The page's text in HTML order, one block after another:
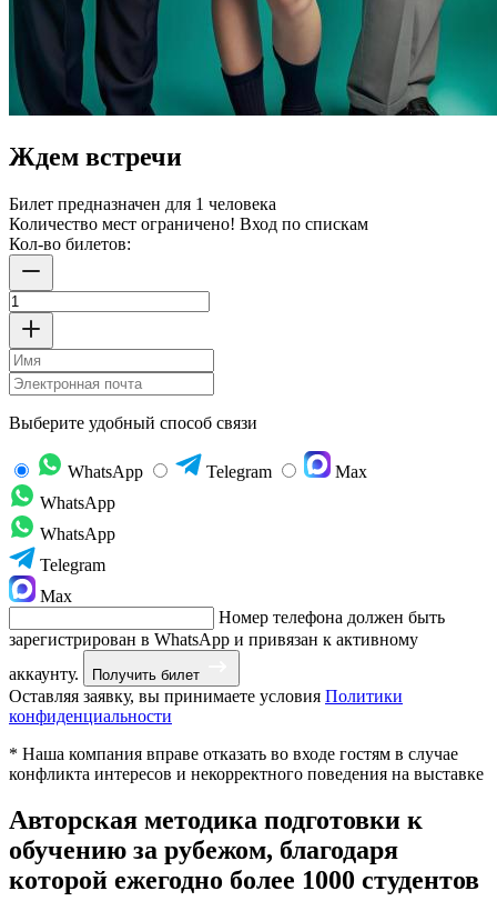
Ждем встречи
Билет предназначен для 1 человека
Количество мест ограничено! Вход по спискам
Кол-во билетов:
Выберите удобный способ связи
WhatsApp Telegram
Max
WhatsApp
WhatsApp
Telegram
Max
Номер телефона должен быть
зарегистрирован в WhatsApp и привязан к активному
аккаунту.
Получить билет
Оставляя заявку, вы принимаете условия Политики
конфиденциальности
* Наша компания вправе отказать во входе гостям в случае
конфликта интересов и некорректного поведения на выставке
Авторская методика подготовки к
обучению за рубежом, благодаря
которой ежегодно более 1000 студентов